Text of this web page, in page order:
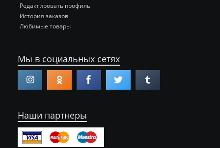
Редактировать профиль
История заказов
Любимые товары
Мы в социальных сетях
Наши партнеры